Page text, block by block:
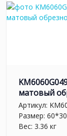
матовый
Артикул:
Размер:
Вес: 3.36 кг